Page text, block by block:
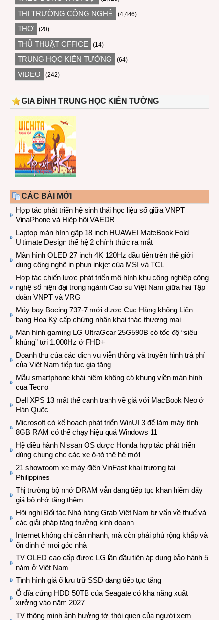
THỊ TRƯỜNG CÔNG NGHỆ (4,446)
THƠ (20)
THỦ THUẬT OFFICE (14)
TRUNG HỌC KIẾN TƯỜNG (64)
VIDEO (242)
GIA ĐÌNH TRUNG HỌC KIẾN TƯỜNG
CÁC BÀI MỚI
Hợp tác phát triển hệ sinh thái học liệu số giữa VNPT
VinaPhone và Hiệp hội VAEDR
Laptop màn hình gập 18 inch HUAWEI MateBook Fold
Ultimate Design thế hệ 2 chính thức ra mắt
Màn hình OLED 27 inch 4K 120Hz đầu tiên trên thế giới
dùng công nghệ in phun inkjet của MSI và TCL
Hợp tác chiến lược phát triển mô hình khu công nghiệp công
nghệ số hiện đại trong ngành Cao su Việt Nam giữa hai Tập
đoàn VNPT và VRG
Máy bay Boeing 737-7 mới được Cục Hàng không Liên
bang Hoa Kỳ cấp chứng nhận khai thác thương mại
Màn hình gaming LG UltraGear 25G590B có tốc độ “siêu
khủng” tới 1.000Hz ở FHD+
Doanh thu của các dịch vụ viễn thông và truyền hình trả phí
của Việt Nam tiếp tục gia tăng
Mẫu smartphone khái niệm không có khung viền màn hình
của Tecno
Dell XPS 13 mất thế cạnh tranh về giá với MacBook Neo ở
Hàn Quốc
Microsoft có kế hoạch phát triển WinUI 3 để làm máy tính
8GB RAM có thể chạy hiệu quả Windows 11
Hệ điều hành Nissan OS được Honda hợp tác phát triển
dùng chung cho các xe ô-tô thế hệ mới
21 showroom xe máy điện VinFast khai trương tại
Philippines
Thị trường bộ nhớ DRAM vẫn đang tiếp tục khan hiếm đẩy
giá bộ nhớ tăng thêm
Hội nghị Đối tác Nhà hàng Grab Việt Nam tư vấn về thuế và
các giải pháp tăng trưởng kinh doanh
Internet không chỉ cần nhanh, mà còn phải phủ rộng khắp và
ổn định ở mọi góc nhà
TV OLED cao cấp được LG lần đầu tiên áp dụng bảo hành 5
năm ở Việt Nam
Tình hình giá ổ lưu trữ SSD đang tiếp tục tăng
Ổ đĩa cứng HDD 50TB của Seagate có khả năng xuất
xưởng vào năm 2027
TV thông minh ảnh hưởng tới thói quen của người xem